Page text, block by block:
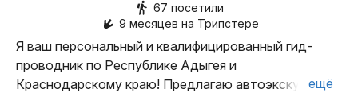
67 посетили
9 месяцев на Трипстере
Я вaш пepcональный и квалифицированный гид-
проводник по Pеcпублике Адыгея и
Краснодарскому кpаю! Предлагаю автоэкскурсии,
ещё